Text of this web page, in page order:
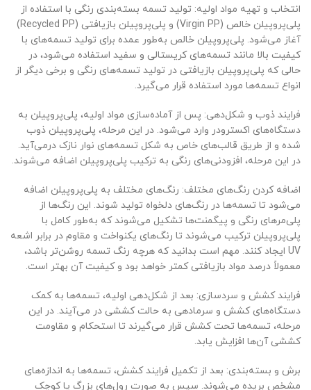
انتخاب و تهیه مواد اولیه: تولید تسمه بسته‌بندی رنگی با استفاده از
پلی‌پروپیلن خالص (Virgin PP) و پلی‌پروپیلن بازیافتی (Recycled PP)
آغاز می‌شود. پلی‌پروپیلن خالص به‌طور عمده برای تولید تسمه‌های با
کیفیت بالا مانند تسمه‌های کریستالی و سفید استفاده می‌شود، در
حالی که پلی‌پروپیلن بازیافتی در تولید تسمه‌های رنگی و برخی دیگر از
انواع تسمه‌ها مورد استفاده قرار می‌گیرد.
فرایند ذوب و شکل‌دهی: پس از آماده‌سازی مواد اولیه، پلی‌پروپیلن به
دستگاه‌های اکسترودر وارد می‌شود. در این مرحله، پلی‌پروپیلن ذوب
شده و از طریق قالب‌های خاص به شکل تسمه‌های نوار نازک درمی‌آید.
در این مرحله، افزودنی‌های رنگی به ترکیب پلی‌پروپیلن اضافه می‌شوند.
اضافه کردن رنگ‌های مختلف: رنگ‌های مختلف به پلی‌پروپیلن اضافه
می‌شود تا تسمه‌ها در رنگ‌های دلخواه تولید شوند. این رنگ‌ها از
پلی‌مرهای رنگی و پیگمنت‌ها تشکیل می‌شوند که به‌طور کامل با
پلی‌پروپیلن ترکیب می‌شوند تا رنگ‌های یکنواخت و مقاوم در برابر اشعه
UV ایجاد کنند. مهم است بدانید که هرچه رنگ تسمه روشن‌تر باشد،
معمولاً درصد مواد بازیافتی کمتر خواهد بود و کیفیت آن بهتر است.
فرایند کشش و سردسازی: بعد از شکل‌دهی اولیه، تسمه‌ها به کمک
دستگاه‌های کشش و سرما‌دهی به حالت کششی در می‌آیند. در این
مرحله، تسمه‌ها تحت کشش قرار می‌گیرند تا استحکام و مقاومت
کششی آن‌ها افزایش یابد.
برش و بسته‌بندی: بعد از تکمیل فرایند کشش، تسمه‌ها به اندازه‌های
مشخص بریده می‌شوند. سپس به صورت رول‌های بزرگ یا کوچک